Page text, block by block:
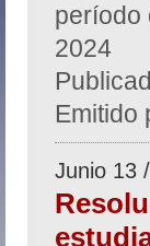
período
2024
Emitido
Junio 13